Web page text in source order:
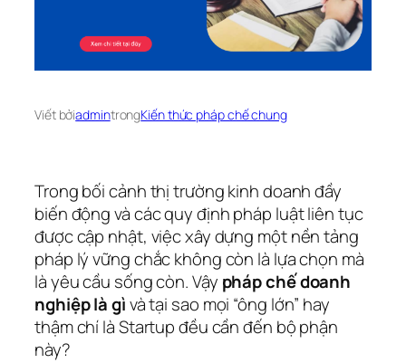
Viết bởiadmintrongKiến thức pháp chế chung
Trong bối cảnh thị trường kinh doanh đầy
biến động và các quy định pháp luật liên tục
được cập nhật, việc xây dựng một nền tảng
pháp lý vững chắc không còn là lựa chọn mà
là yêu cầu sống còn. Vậy pháp chế doanh
nghiệp là gìvà tại sao mọi “ông lớn” hay
thậm chí là Startup đều cần đến bộ phận
này?